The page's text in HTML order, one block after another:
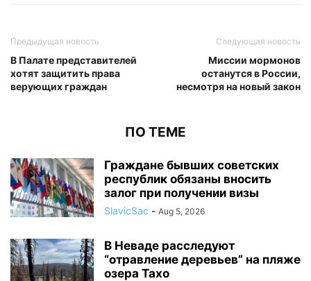
Предыдущая новость
В Палате представителей
хотят защитить права
верующих граждан
Следующая новость
Миссии мормонов
останутся в России,
несмотря на новый закон
ПО ТЕМЕ
Граждане бывших советских
республик обязаны вносить
залог при получении визы
SlavicSac - Aug 5, 2026
В Неваде расследуют
“отравление деревьев” на пляже
озера Тахо